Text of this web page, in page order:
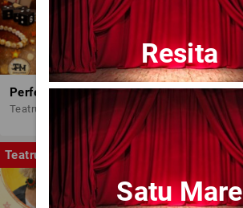
Perfect Necăsătoriți
Teatrul Amzei
Teatru
Resita
Satu Mare